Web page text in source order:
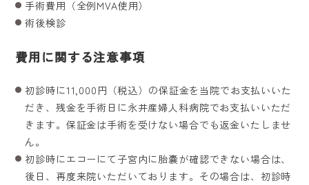
手術費用（全例MVA使用）
術後検診
費用に関する注意事項
初診時に11,000円（税込）の保証金を当院でお支払いいた
だき、残金を手術日に永井産婦人科病院でお支払いいただ
きます。保証金は手術を受けない場合でも返金いたしませ
ん。
初診時にエコーにて子宮内に胎嚢が確認できない場合は、
後日、再度来院いただいております。その場合は、初診時